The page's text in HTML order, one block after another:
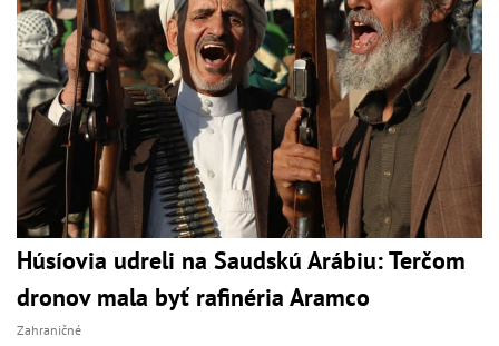
Húsíovia udreli na Saudskú Arábiu: Terčom
dronov mala byť rafinéria Aramco
Zahraničné